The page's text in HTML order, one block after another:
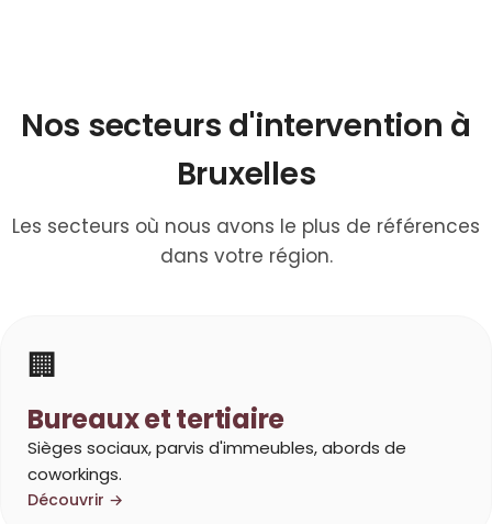
Nos secteurs d'intervention à
Bruxelles
Les secteurs où nous avons le plus de références
dans votre région.
🏢
Bureaux et tertiaire
Sièges sociaux, parvis d'immeubles, abords de
coworkings.
Découvrir →